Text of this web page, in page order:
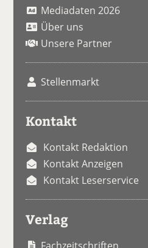
Mediadaten 2026
Über uns
Unsere Partner
Stellenmarkt
Kontakt
Kontakt Redaktion
Kontakt Anzeigen
Kontakt Leserservice
Verlag